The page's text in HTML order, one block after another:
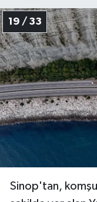
19 / 33
Sinop'tan,